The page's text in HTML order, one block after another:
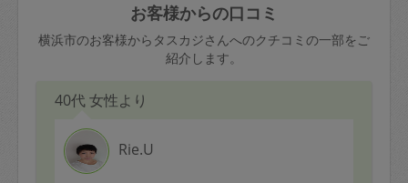
お客様からの口コミ
横浜市のお客様からタスカジさんへのクチコミの一部をご
紹介します。
40代 女性より
Rie.U